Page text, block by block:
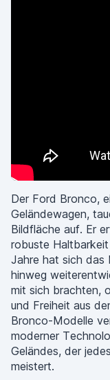
Der Ford Bronco,
Geländewagen,
Bildfläche auf. Er
robuste
Jahre hat sich das
hinweg
mit sich brachten,
und Freiheit aus
Bronco-Modelle
moderner
Geländes, der
meistert.